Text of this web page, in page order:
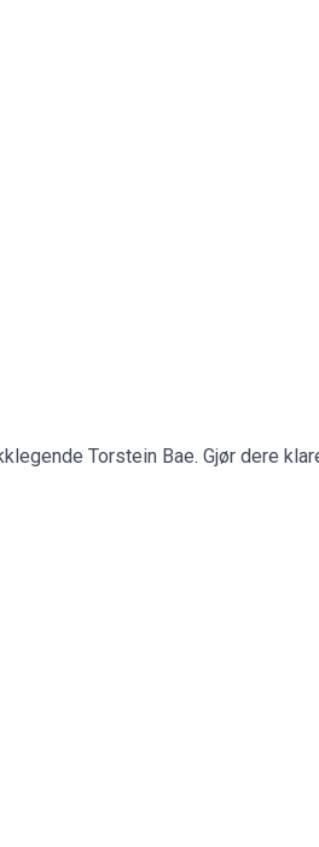
Torstein Bae. Gjør dere